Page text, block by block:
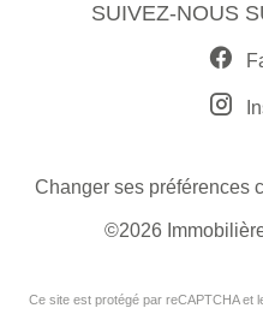
SUIVEZ-NOUS
Changer ses préférences
©2026
Ce site est protégé par reCAPTCHA et